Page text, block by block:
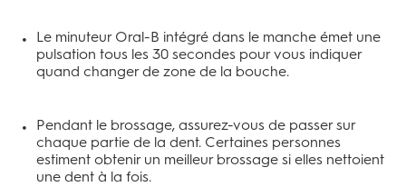
Le minuteur Oral-B intégré dans le manche émet une
pulsation tous les 30 secondes pour vous indiquer
quand changer de zone de la bouche.
Pendant le brossage, assurez-vous de passer sur
chaque partie de la dent. Certaines personnes
estiment obtenir un meilleur brossage si elles nettoient
une dent à la fois.